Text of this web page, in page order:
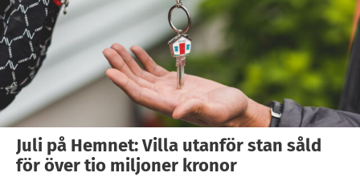
Juli på Hemnet: Villa utanför stan såld
för över tio miljoner kronor